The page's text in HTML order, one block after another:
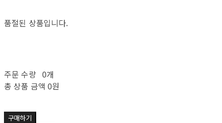
품절된 상품입니다.
주문 수량 0개
총 상품 금액 0원
구매하기